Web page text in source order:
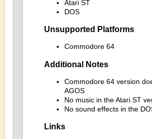
Atari ST
DOS
Unsupported Platforms
Commodore 64
Additional Notes
Commodore 64 version
AGOS
No music in the Atari ST
No sound effects in the
Links